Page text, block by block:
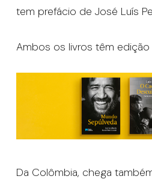
tem prefácio de José Luís
Ambos os livros têm edição
Da Colômbia, chega